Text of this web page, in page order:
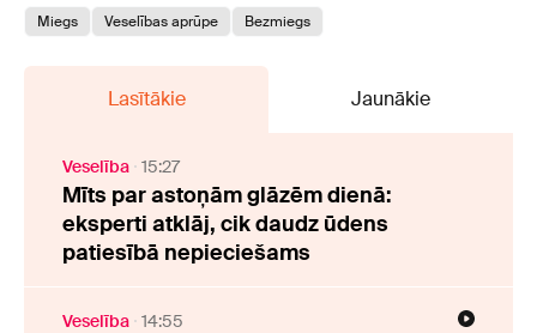
Miegs Veselības aprūpe Bezmiegs
Lasītākie Jaunākie
Veselība 15:27
Mīts par astoņām glāzēm dienā:
eksperti atklāj, cik daudz ūdens
patiesībā nepieciešams
Veselība 14:55